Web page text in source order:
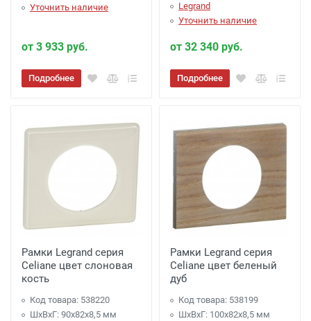
Уточнить наличие
от 3 933 руб.
Подробнее
Legrand
Уточнить наличие
от 32 340 руб.
Подробнее
Рамки Legrand серия
Celiane цвет слоновая
кость
Код товара: 538220
ШхВхГ: 90x82x8,5 мм
Рамки Legrand серия
Celiane цвет беленый
дуб
Код товара: 538199
ШхВхГ: 100x82x8,5 мм